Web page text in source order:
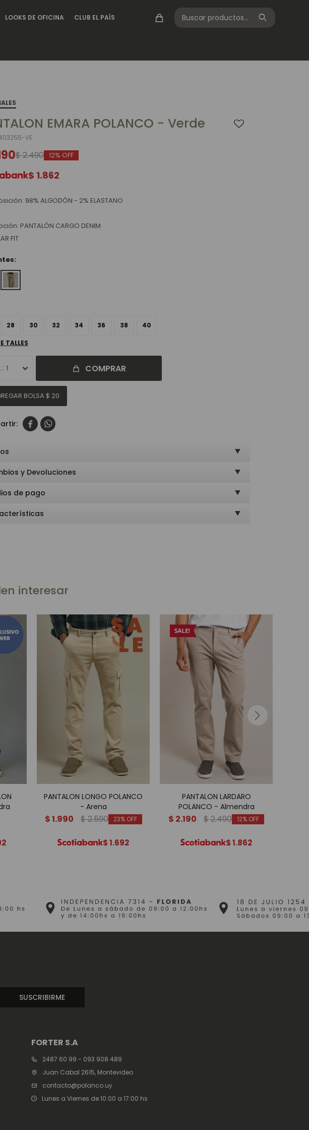
LOOKS DE OFICINA CLUB EL PAÍS
EMARA POLANCO - Verde
VE
$2.490 12
$ 1.862
98% ALGODÓN - 2% ELASTANO
PANTALÓN CARGO DENIM
FIT
28 30 32 34 36 38 40
TALLES
1 COMPRAR
BOLSA $ 20
 
y Devoluciones
de pago
interesar
PANTALON LONGO POLANCO
- Arena
$1.990 $2.590 23
$1.692
PANTALON LARDARO
POLANCO - Almendra
$ 2.190 $2.490 12
$1.862
FORTER S.A
2487 60 99 - 093 908 489
Juan Cabal 2615, Montevideo
contacto@polanco.uy
Lunes a Viernes de 10:00 a 17:00 hs
SUSCRIBIRME